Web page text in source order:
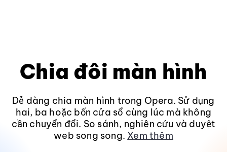
Chia đôi màn hình
Dễ dàng chia màn hình trong Opera. Sử dụng
hai, ba hoặc bốn cửa sổ cùng lúc mà không
cần chuyển đổi. So sánh, nghiên cứu và duyệt
web song song. Xem thêm